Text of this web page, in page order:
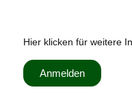
Hier klicken für weitere
Anmelden